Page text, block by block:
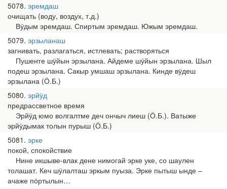
5078 эремдаш
очищать (воду, воздух, т.д.)
Вӱдым эремдаш. Спиртым эремдаш. Южым эремдаш.
5079 эрзыланаш
загнивать, разлагаться, истлевать; растворяться
Пушеҥге шӱйын эрзылана. Айдеме шӱйын эрзылана. Шыл
подеш эрзылана. Сакыр умшаш эрзылана. Кинде вӱдеш
эрзылана (Ӧ.Б.)
5080 эрйӱд
предрассветное время
Эрйӱд юмо волгалтме деч ончыч лиеш (Ӧ.Б.). Ватыже
эрйӱдымак толын пурыш (Ӧ.Б.)
5081 эрке
покой, спокойствие
Нине икшыве-влак дене нимогай эрке уке, со шаулен
толашат. Кеч шӱлалташ эркым пуыза. Эрке пытыш ынде ‒
ачаже пӧртылын…